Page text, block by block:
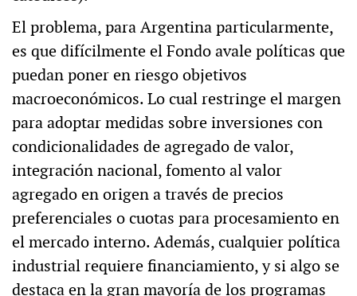
El problema, para Argentina particularmente,
es que difícilmente el Fondo avale políticas que
puedan poner en riesgo objetivos
macroeconómicos. Lo cual restringe el margen
para adoptar medidas sobre inversiones con
condicionalidades de agregado de valor,
integración nacional, fomento al valor
agregado en origen a través de precios
preferenciales o cuotas para procesamiento en
el mercado interno. Además, cualquier política
industrial requiere financiamiento, y si algo se
destaca en la gran mayoría de los programas